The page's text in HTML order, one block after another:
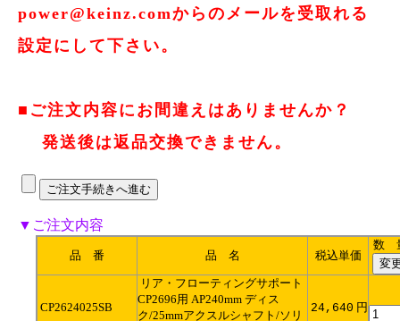
power@keinz.comからのメールを受取れる
設定にして下さい。
■ご注文内容にお間違えはありませんか？
発送後は返品交換できません。
▼ご注文内容
品 番 品 名 税込単価
数
CP2624025SB
リア・フローティングサポート
CP2696用 AP240mm ディス
ク/25mmアクスルシャフト/ソリ
24,640 円